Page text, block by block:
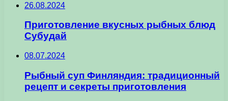
26.08.2024
Приготовление вкусных рыбных блюд
Субудай
08.07.2024
Рыбный суп Финляндия: традиционный
рецепт и секреты приготовления